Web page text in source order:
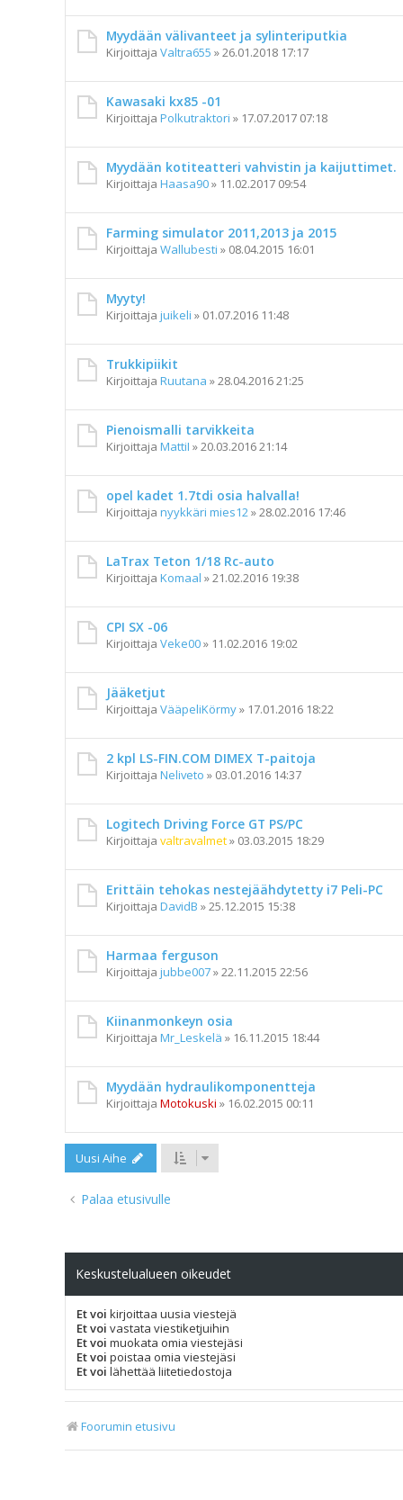
Myydään välivanteet ja sylinteriputkia
Kirjoittaja Valtra655 »26.01.2018 17:17
Kawasaki kx85 -01
Kirjoittaja Polkutraktori » 17.07.2017 07:18
Myydään kotiteatteri vahvistin ja kaijuttimet.
Kirjoittaja Haasa90» 11.02.2017 09:54
Farming simulator 2011,2013 ja 2015
Kirjoittaja Wallubesti » 08.04.2015 16:01
Myyty!
Kirjoittaja juikeli » 01.07.2016 11:48
Trukkipiikit
Kirjoittaja Ruutana »28.04.2016 21:25
Pienoismalli tarvikkeita
Kirjoittaja MattiI »20.03.2016 21:14
opel kadet 1.7tdi osia halvalla!
Kirjoittaja nyykkäri mies12»28.02.2016 17:46
LaTrax Teton 1/18 Rc-auto
Kirjoittaja Komaal »21.02.2016 19:38
CPI SX -06
Kirjoittaja Veke00» 11.02.2016 19:02
Jääketjut
Kirjoittaja VääpeliKörmy» 17.01.2016 18:22
2 kpl LS-FIN.COM DIMEX T-paitoja
Kirjoittaja Neliveto » 03.01.2016 14:37
Logitech Driving Force GT PS/PC
Kirjoittaja valtravalmet» 03.03.2015 18:29
Erittäin tehokas nestejäähdytetty i7 Peli-PC
Kirjoittaja DavidB »25.12.2015 15:38
Harmaa ferguson
Kirjoittaja jubbe007»22.11.2015 22:56
Kiinanmonkeyn osia
Kirjoittaja Mr_Leskelä » 16.11.2015 18:44
Myydään hydraulikomponentteja
Kirjoittaja Motokuski » 16.02.2015 00:11
Uusi Aihe
Palaa etusivulle
Keskustelualueen oikeudet
Et voi kirjoittaa uusia viestejä
Et voi vastata viestiketjuihin
Et voi muokata omia viestejäsi
Et voi poistaa omia viestejäsi
Et voi lähettää liitetiedostoja
Foorumin etusivu